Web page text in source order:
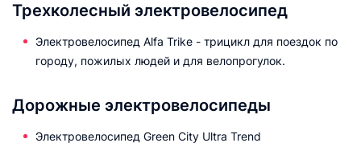
Трехколесный электровелосипед
Электровелосипед Alfa Trike - трицикл для поездок по
городу, пожилых людей и для велопрогулок.
Дорожные электровелосипеды
Электровелосипед Green City Ultra Trend